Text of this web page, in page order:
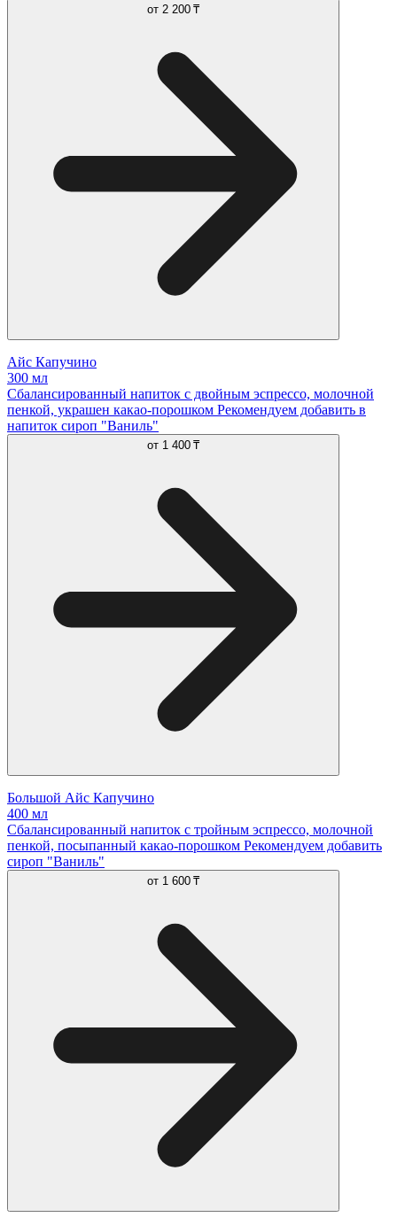
от 2 200 ₸
Айс Капучино
300 мл
Сбалансированный напиток с двойным эспрессо, молочной
пенкой, украшен какао-порошком Рекомендуем добавить в
напиток сироп "Ваниль"
от 1 400 ₸
Большой Айс Капучино
400 мл
Сбалансированный напиток с тройным эспрессо, молочной
пенкой, посыпанный какао-порошком Рекомендуем добавить
сироп "Ваниль"
от 1 600 ₸